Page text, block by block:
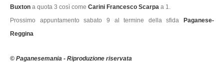
Buxton a quota 3 così come Carini Francesco Scarpa a 1.
Prossimo appuntamento sabato 9 al termine della sfida
Paganese-
Reggina
© Paganesemania - Riproduzione riservata